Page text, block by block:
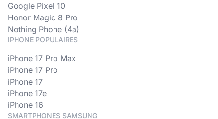
Google Pixel 10
Honor Magic 8 Pro
Nothing Phone (4a)
IPHONE POPULAIRES
iPhone 17 Pro Max
iPhone 17 Pro
iPhone 17
iPhone 17e
iPhone 16
SMARTPHONES SAMSUNG